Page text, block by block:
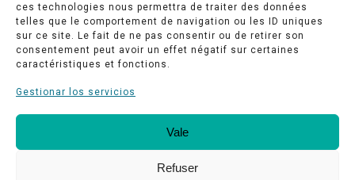
ces technologies nous permettra de traiter des données
telles que le comportement de navigation ou les ID uniques
sur ce site. Le fait de ne pas consentir ou de retirer son
consentement peut avoir un effet négatif sur certaines
caractéristiques et fonctions.
Gestionar los servicios
Vale
Refuser
Nuestros compromisos de calidad